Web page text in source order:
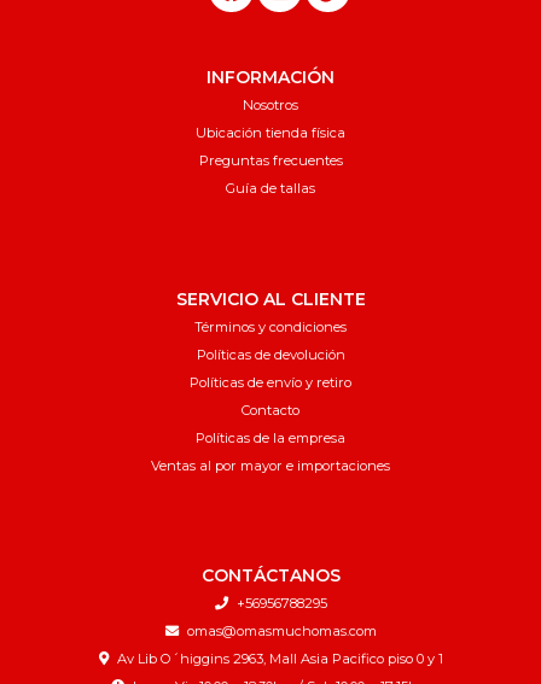
INFORMACIÓN
Nosotros
Ubicación tienda física
Preguntas frecuentes
Guía de tallas
SERVICIO AL CLIENTE
Términos y condiciones
Políticas de devolución
Políticas de envío y retiro
Contacto
Políticas de la empresa
Ventas al por mayor e importaciones
CONTÁCTANOS
+56956788295
omas@omasmuchomas.com
Av Lib O´higgins 2963, Mall Asia Pacifico piso 0 y 1